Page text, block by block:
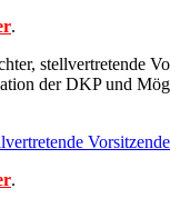
.
stellvertretende
der DKP und
.